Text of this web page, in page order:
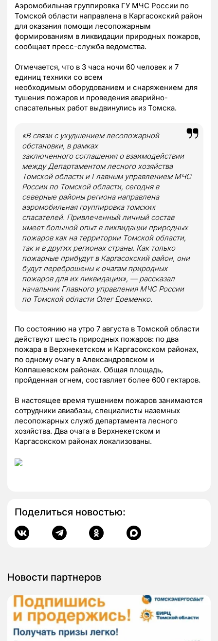
Аэромобильная группировка ГУ МЧС России по
Томской области направлена в Каргасокский район
для оказания помощи лесопожарным
формированиям в ликвидации природных пожаров,
сообщает пресс-служба ведомства.
Отмечается, что в 3 часа ночи 60 человек и 7
единиц техники со всем
необходимым оборудованием и снаряжением для
тушения пожаров и проведения аварийно-
спасательных работ выдвинулись из Томска.
«В связи с ухудшением лесопожарной
обстановки, в рамках
заключенного соглашения о взаимодействии
между Департаментом лесного хозяйства
Томской области и Главным управлением МЧС
России по Томской области, сегодня в
северные районы региона направлена
аэромобильная группировка томских
спасателей. Привлеченный личный состав
имеет большой опыт в ликвидации природных
пожаров как на территории Томской области,
так и в других регионах страны. Как только
пожарные прибудут в Каргасокский район, они
будут переброшены к очагам природных
пожаров для их ликвидации», — рассказал
начальник Главного управления МЧС России
по Томской области Олег Еременко.
По состоянию на утро 7 августа в Томской области
действуют шесть природных пожаров: по два
пожара в Верхнекетском и Каргасокском районах,
по одному очагу в Александровском и
Колпашевском районах. Общая площадь,
пройденная огнем, составляет более 600 гектаров.
В настоящее время тушением пожаров занимаются
сотрудники авиабазы, специалисты наземных
лесопожарных служб департамента лесного
хозяйства. Два очага в Верхнекетском и
Каргасокском районах локализованы.
Поделиться новостью:
Новости партнеров